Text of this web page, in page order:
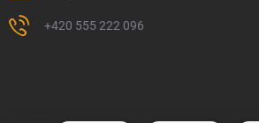
+420 555 222 096